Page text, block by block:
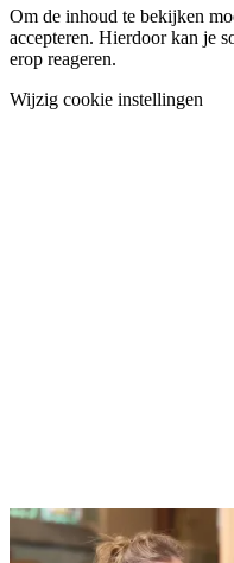
Om de inhoud te bekijken
accepteren. Hierdoor kan je
erop reageren.
Wijzig cookie instellingen